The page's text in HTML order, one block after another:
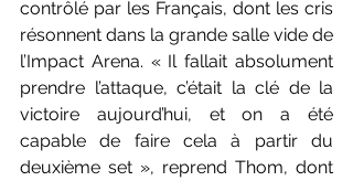
contrôlé par les Français, dont les cris
résonnent dans la grande salle vide de
l’Impact Arena. « Il fallait absolument
prendre l’attaque, c’était la clé de la
victoire aujourd’hui, et on a été
capable de faire cela à partir du
deuxième set », reprend Thom, dont